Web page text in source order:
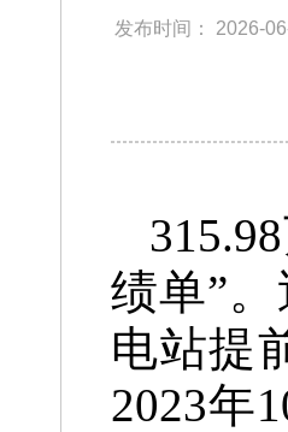
发布时间： 2026-
绩单”
电站提
2023年